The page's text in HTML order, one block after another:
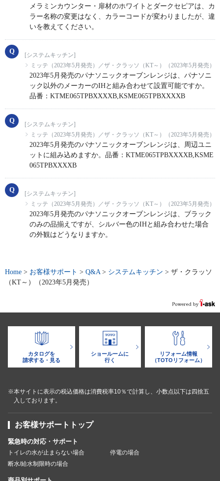
メラミンカウンター・扉材のホワイトとダークセピアは、カ
ラー名称の変更はなく、カラーコードが変わりましたが、違
いを教えてください。
[システムキッチン]
ミッテ（2023年5月発売）／ザ・クラッソ（KT～）（2023年5月発売）
2023年5月発売のパナソニックオーブンレンジは、パナソニ
ック以外のメーカーのIHと組み合わせて設置可能ですか。
品番：KTME065TPBXXXXB,KSME065TPBXXXXB
[システムキッチン]
ミッテ（2023年5月発売）／ザ・クラッソ（KT～）（2023年5月発売）
2023年5月発売のパナソニックオーブンレンジは、周辺ユニ
ットに組み込めますか。品番：KTME065TPBXXXXB,KSME
065TPBXXXXB
[システムキッチン]
ミッテ（2023年5月発売）／ザ・クラッソ（KT～）（2023年5月発売）
2023年5月発売のパナソニックオーブンレンジは、ブラック
のみの品揃えですが、シルバー色のIHと組み合わせた場合
の外観はどうなりますか。
Home > お客様サポート > Q&A> システムキッチン > ザ・クラッソ
（KT～）（2023年5月発売）
カタログを
請求する・見る
ショールームに
行く
リフォーム情報
（TOTOリフォーム）
※本サイトに表示の税込価格は消費税率10％で計算し、小数点以下は四捨五
入しております。
お客様サポートトップ
緊急時の対応・サポート
トイレの水が止まらない場合
停電の場合
断水/給水制限時の場合